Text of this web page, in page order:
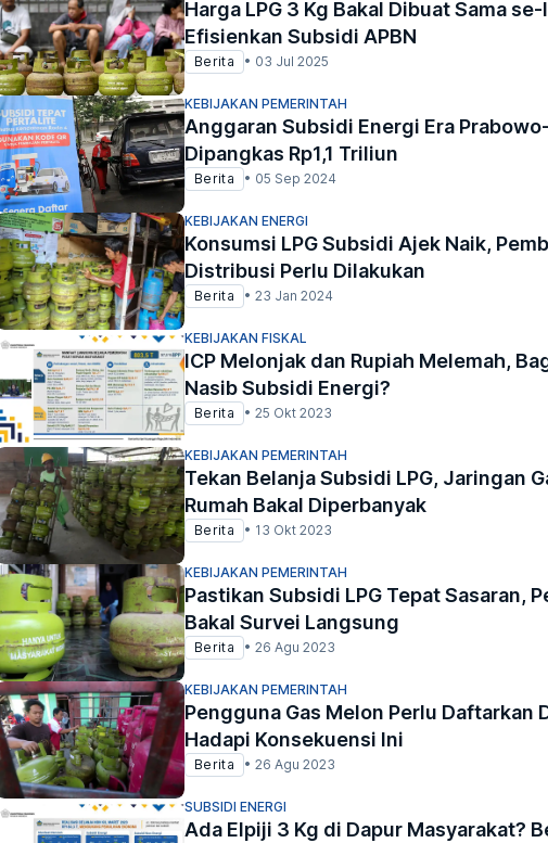
Harga LPG 3 Kg Bakal Dibuat Sama
Efisienkan Subsidi APBN
Berita • 03 Jul 2025
KEBIJAKAN PEMERINTAH
Anggaran Subsidi Energi Era
Dipangkas Rp1,1 Triliun
Berita • 05 Sep 2024
KEBIJAKAN ENERGI
Konsumsi LPG Subsidi Ajek Naik,
Distribusi Perlu Dilakukan
Berita • 23 Jan 2024
KEBIJAKAN FISKAL
ICP Melonjak dan Rupiah Melemah,
Nasib Subsidi Energi?
Berita • 25 Okt 2023
KEBIJAKAN PEMERINTAH
Tekan Belanja Subsidi LPG, Jaringan
Rumah Bakal Diperbanyak
Berita • 13 Okt 2023
KEBIJAKAN PEMERINTAH
Pastikan Subsidi LPG Tepat Sasaran,
Bakal Survei Langsung
Berita • 26 Agu 2023
KEBIJAKAN PEMERINTAH
Pengguna Gas Melon Perlu Daftarkan
Hadapi Konsekuensi Ini
Berita • 26 Agu 2023
SUBSIDI ENERGI
Ada Elpiji 3 Kg di Dapur Masyarakat?